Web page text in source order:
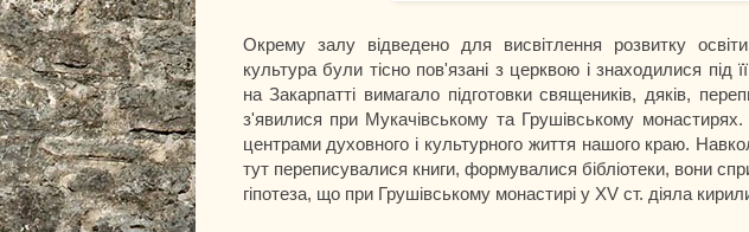
Окрему залу відведено для висвітлення розвитку
культура були тісно пов'язані з церквою і знаходилися під
на Закарпатті вимагало підготовки священиків, дяків,
з'явилися при Мукачівському та Грушівському
центрами духовного і культурного життя нашого краю.
тут переписувалися книги, формувалися бібліотеки, вони
гіпотеза, що при Грушівському монастирі у ХV ст. діяла